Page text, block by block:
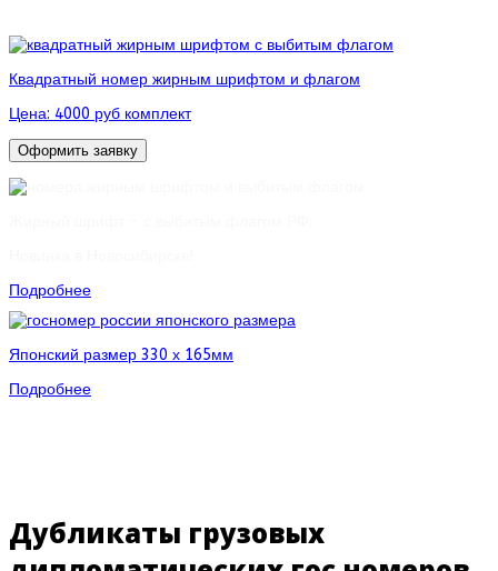
Квадратный номер жирным шрифтом и флагом
Цена: 4000 руб комплект
Оформить заявку
Подробнее
Японский размер 330 х 165мм
Подробнее
Дубликаты грузовых